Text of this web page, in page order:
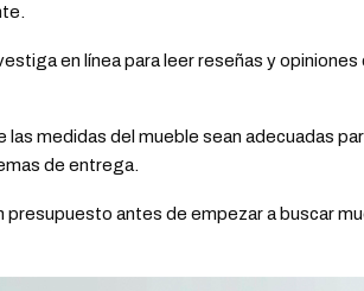
en línea para leer reseñas y
las medidas del mueble sean adecuadas
de entrega.
presupuesto antes de empezar a buscar